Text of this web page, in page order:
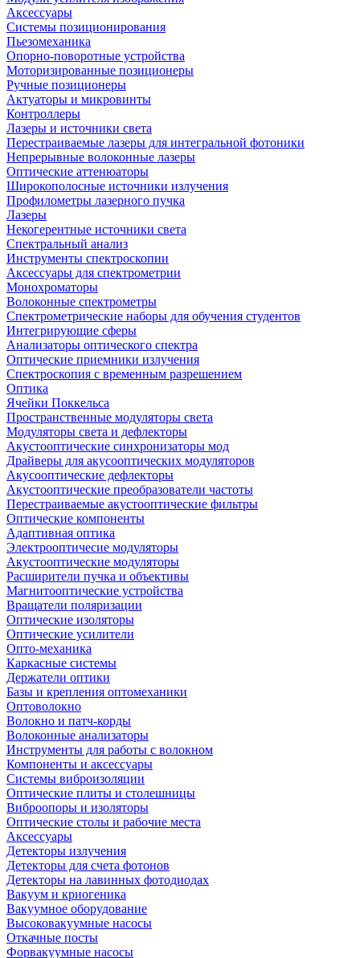
Аксессуары
Системы позиционирования
Пьезомеханика
Опорно-поворотные устройства
Моторизированные позиционеры
Ручные позиционеры
Актуаторы и микровинты
Контроллеры
Лазеры и источники света
Перестраиваемые лазеры для интегральной фотоники
Непрерывные волоконные лазеры
Оптические аттенюаторы
Широкополосные источники излучения
Профилометры лазерного пучка
Лазеры
Некогерентные источники света
Спектральный анализ
Инструменты спектроскопии
Аксессуары для спектрометрии
Монохроматоры
Волоконные спектрометры
Спектрометрические наборы для обучения студентов
Интегрирующие сферы
Анализаторы оптического спектра
Оптические приемники излучения
Спектроскопия с временным разрешением
Оптика
Ячейки Поккельса
Пространственные модуляторы света
Модуляторы света и дефлекторы
Акустооптические синхронизаторы мод
Драйверы для акусооптических модуляторов
Акусооптические дефлекторы
Акустооптические преобразователи частоты
Перестраиваемые акустооптические фильтры
Оптические компоненты
Адаптивная оптика
Электрооптичесие модуляторы
Акустооптические модуляторы
Расширители пучка и объективы
Магнитооптические устройства
Вращатели поляризации
Оптические изоляторы
Оптические усилители
Опто-механика
Каркасные системы
Держатели оптики
Базы и крепления оптомеханики
Оптоволокно
Волокно и патч-корды
Волоконные анализаторы
Инструменты для работы с волокном
Компоненты и аксессуары
Системы виброизоляции
Оптические плиты и столешницы
Виброопоры и изоляторы
Оптические столы и рабочие места
Аксессуары
Детекторы излучения
Детекторы для счета фотонов
Детекторы на лавинных фотодиодах
Вакуум и криогеника
Вакуумное оборудование
Высоковакуумные насосы
Откачные посты
Форвакуумные насосы